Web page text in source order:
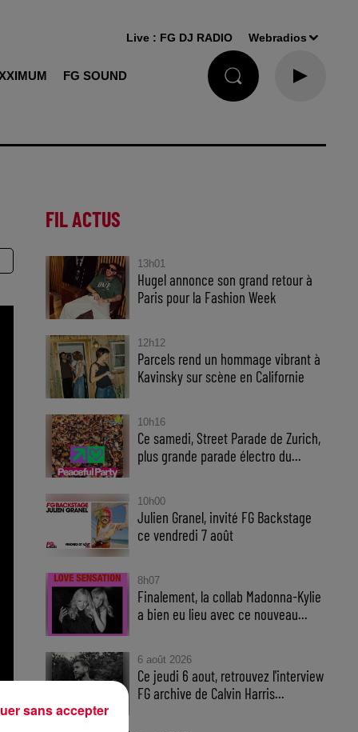
FG SOUND
Live : FG DJ RADIO Webradios
FIL ACTUS
13h01
Hugel annonce son grand retour à
Paris pour la Fashion Week
12h12
Parcels rend un hommage vibrant à
Kavinsky sur scène en Californie
10h16
Ce samedi, Street Parade de Zurich,
plus grande parade électro du...
10h00
Julien Granel, invité FG Backstage
ce vendredi 7 août
8h07
Finalement, la collab Madonna-Kylie
a bien eu lieu avec ce nouveau...
6 août 2026
Ce jeudi 6 aout, retrouvez l'interview
FG archive de Calvin Harris...
sans accepter